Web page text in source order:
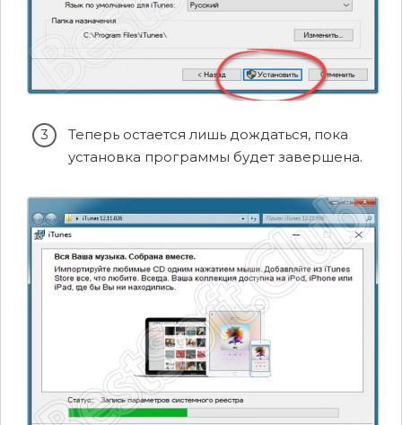
Теперь остается лишь дождаться, пока
установка программы будет завершена.